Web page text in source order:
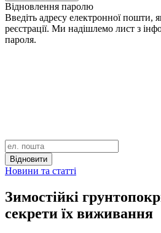
Відновлення паролю
Введіть адресу електронної пошти,
реєстрації. Ми надішлемо лист з
пароля.
Відновити
Новини та статті
Зимостійкі
секрети їх виживання